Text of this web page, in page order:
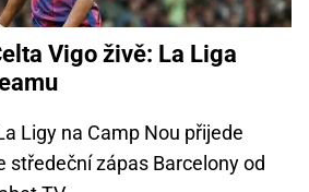
Vigo živě: La Liga
Ligy na Camp Nou přijede
středeční zápas Barcelony od